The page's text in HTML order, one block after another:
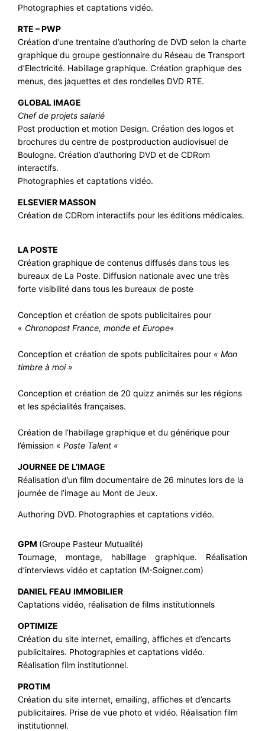
Photographies et captations vidéo.
RTE – PWP
Création d’une trentaine d’authoring de DVD selon la charte
graphique du groupe gestionnaire du Réseau de Transport
d’Electricité. Habillage graphique. Création graphique des
menus, des jaquettes et des rondelles DVD RTE.
GLOBAL IMAGE
Chef de projets salarié
Post production et motion Design. Création des logos et
brochures du centre de postproduction audiovisuel de
Boulogne. Création d’authoring DVD et de CDRom
interactifs.
Photographies et captations vidéo.
ELSEVIER MASSON
Création de CDRom interactifs pour les éditions médicales.
LA POSTE
Création graphique de contenus diffusés dans tous les
bureaux de La Poste. Diffusion nationale avec une très
forte visibilité dans tous les bureaux de poste
Conception et création de spots publicitaires pour
« Chronopost France, monde et Europe«
Conception et création de spots publicitaires pour « Mon
timbre à moi »
Conception et création de 20 quizz animés sur les régions
et les spécialités françaises.
Création de l’habillage graphique et du générique pour
l’émission «Poste Talent «
JOURNEE DE L’IMAGE
Réalisation d’un film documentaire de 26 minutes lors de la
journée de l’image au Mont de Jeux.
Authoring DVD. Photographies et captations vidéo.
GPM (Groupe Pasteur Mutualité)
Tournage, montage, habillage graphique. Réalisation
d’interviews vidéo et captation (M-Soigner.com)
DANIEL FEAU IMMOBILIER
Captations vidéo, réalisation de films institutionnels
OPTIMIZE
Création du site internet, emailing, affiches et d’encarts
publicitaires. Photographies et captations vidéo.
Réalisation film institutionnel.
PROTIM
Création du site internet, emailing, affiches et d’encarts
publicitaires. Prise de vue photo et vidéo. Réalisation film
institutionnel.